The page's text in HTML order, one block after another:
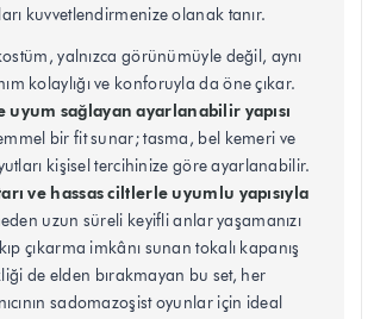
kuvvetlendirmenize olanak tanır.
yalnızca görünümüyle değil, aynı
kolaylığı ve konforuyla da öne çıkar.
uyum sağlayan ayarlanabilir yapısı
bir fit sunar; tasma, bel kemeri ve
kişisel tercihinize göre ayarlanabilir.
ve hassas ciltlerle uyumlu yapısıyla
uzun süreli keyifli anlar yaşamanızı
çıkarma imkânı sunan tokalı kapanış
de elden bırakmayan bu set, her
sadomazoşist oyunlar için ideal